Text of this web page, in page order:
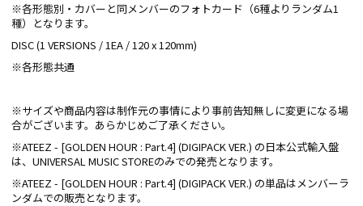
※各形態別・カバーと同メンバーのフォトカード（6種よりランダム1
種）となります。
DISC (1 VERSIONS / 1EA / 120 x 120mm)
※各形態共通
※サイズや商品内容は制作元の事情により事前告知無しに変更になる場
合がございます。あらかじめご了承ください。
※ATEEZ - [GOLDEN HOUR : Part.4] (DIGIPACK VER.) の日本公式輸入盤
は、UNIVERSAL MUSIC STOREのみでの発売となります。
※ATEEZ - [GOLDEN HOUR : Part.4] (DIGIPACK VER.) の単品はメンバーラ
ンダムでの販売となります。